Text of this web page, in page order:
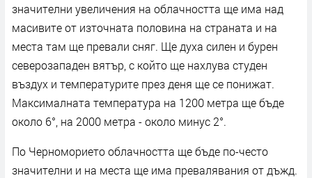
значителни увеличения на облачността ще има над
масивите от източната половина на страната и на
места там ще превали сняг. Ще духа силен и бурен
северозападен вятър, с който ще нахлува студен
въздух и температурите през деня ще се понижат.
Максималната температура на 1200 метра ще бъде
около 6°, на 2000 метра - около минус 2°.
По Черноморието облачността ще бъде по-често
значителни и на места ще има превалявания от дъжд.